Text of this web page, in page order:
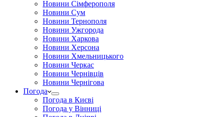
Новини Сімферополя
Новини Сум
Новини Тернополя
Новини Ужгорода
Новини Харкова
Новини Херсона
Новини Хмельницького
Новини Черкас
Новини Чернівців
Новини Чернігова
Погода
Погода в Києві
Погода у Вінниці